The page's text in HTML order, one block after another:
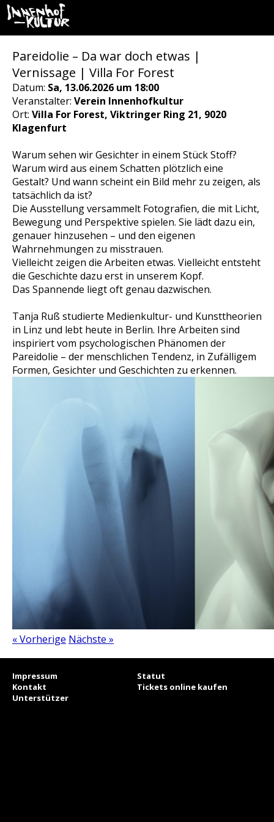
Pareidolie – Da war doch etwas |
Vernissage | Villa For Forest
Datum: Sa, 13.06.2026 um 18:00
Veranstalter: Verein Innenhofkultur
Ort: Villa For Forest, Viktringer Ring 21, 9020
Klagenfurt
Warum sehen wir Gesichter in einem Stück Stoff?
Warum wird aus einem Schatten plötzlich eine
Gestalt? Und wann scheint ein Bild mehr zu zeigen, als
tatsächlich da ist?
Die Ausstellung versammelt Fotografien, die mit Licht,
Bewegung und Perspektive spielen. Sie lädt dazu ein,
genauer hinzusehen – und den eigenen
Wahrnehmungen zu misstrauen.
Vielleicht zeigen die Arbeiten etwas. Vielleicht entsteht
die Geschichte dazu erst in unserem Kopf.
Das Spannende liegt oft genau dazwischen.
Tanja Ruß studierte Medienkultur- und Kunsttheorien
in Linz und lebt heute in Berlin. Ihre Arbeiten sind
inspiriert vom psychologischen Phänomen der
Pareidolie – der menschlichen Tendenz, in Zufälligem
Formen, Gesichter und Geschichten zu erkennen.
« Vorherige Nächste »
Impressum
Statut
Kontakt
Tickets online kaufen
Unterstützer